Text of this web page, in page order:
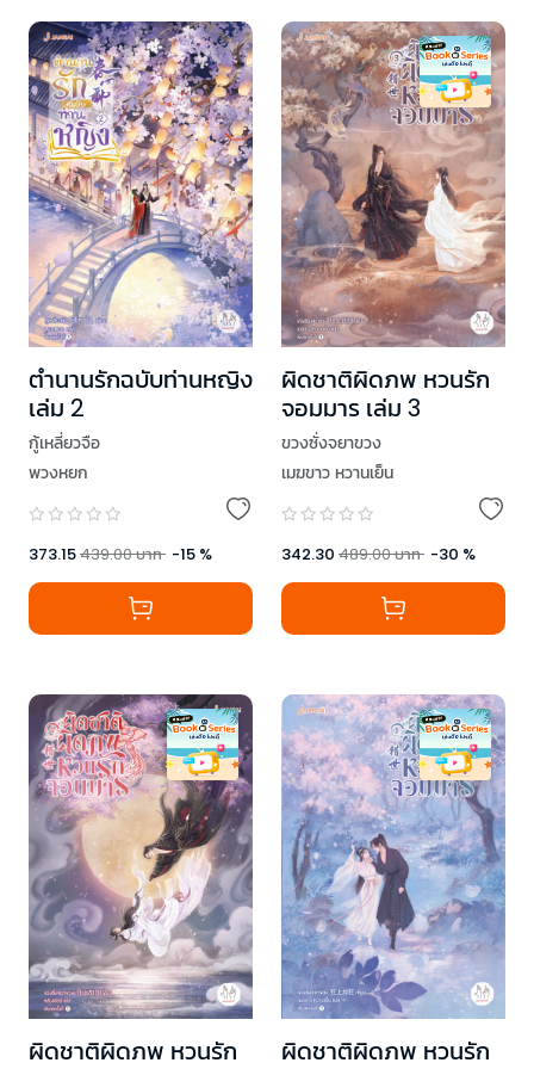
ตำนานรักฉบับท่านหญิง
เล่ม 2
กู้เหลี่ยวจือ
พวงหยก
373.15439.00บาท -15 %
ผิดชาติผิดภพ หวนรัก
จอมมาร เล่ม 3
ขวงซั่งจยาขวง
เมฆขาว หวานเย็น
342.30 489.00บาท -30 %
ผิดชาติผิดภพ หวนรัก
ผิดชาติผิดภพ หวนรัก